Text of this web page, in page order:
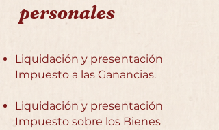
personales
Liquidación y presentación
Impuesto a las Ganancias.
Liquidación y presentación
Impuesto sobre los Bienes